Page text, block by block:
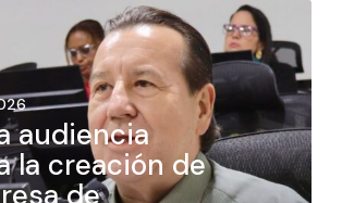
audiencia
la creación de
de